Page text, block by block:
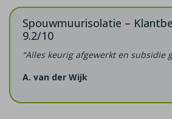
Spouwmuurisolatie –
9.2/10
“Alles keurig afgewerkt en subsidie
A. van der Wijk